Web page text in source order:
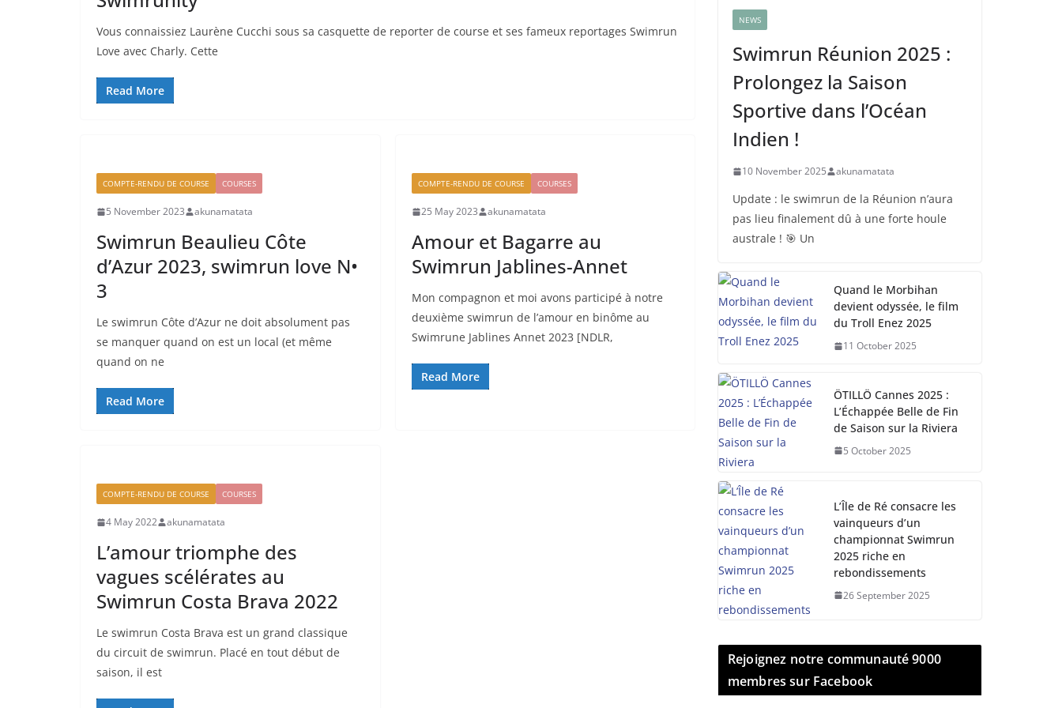
Vous connaissiez Laurène Cucchi sous sa casquette de reporter de course et ses fameux reportages Swimrun
Love avec Charly. Cette
Read More
COMPTE-RENDU DE COURSE COURSES
5 November 2023 akunamatata
Swimrun Beaulieu Côte
d’Azur 2023, swimrun love N•
3
Le swimrun Côte d’Azur ne doit absolument pas
se manquer quand on est un local (et même
quand on ne
Read More
COMPTE-RENDU DE COURSE COURSES
25 May 2023 akunamatata
Amour et Bagarre au
Swimrun Jablines-Annet
Mon compagnon et moi avons participé à notre
deuxième swimrun de l’amour en binôme au
Swimrune Jablines Annet 2023 [NDLR,
Read More
COMPTE-RENDU DE COURSE COURSES
4 May 2022 akunamatata
L’amour triomphe des
vagues scélérates au
Swimrun Costa Brava 2022
Le swimrun Costa Brava est un grand classique
du circuit de swimrun. Placé en tout début de
saison, il est
NEWS
Swimrun Réunion 2025 :
Prolongez la Saison
Sportive dans l’Océan
Indien !
10 November 2025 akunamatata
Update : le swimrun de la Réunion n’aura
pas lieu finalement dû à une forte houle
australe ! 🎯 Un
Quand le Morbihan
devient odyssée, le film
du Troll Enez 2025
11 October 2025
ÖTILLÖ Cannes 2025 :
L’Échappée Belle de Fin
de Saison sur la Riviera
5 October 2025
L’Île de Ré consacre les
vainqueurs d’un
championnat Swimrun
2025 riche en
rebondissements
26 September 2025
Rejoignez notre communauté 9000
membres sur Facebook